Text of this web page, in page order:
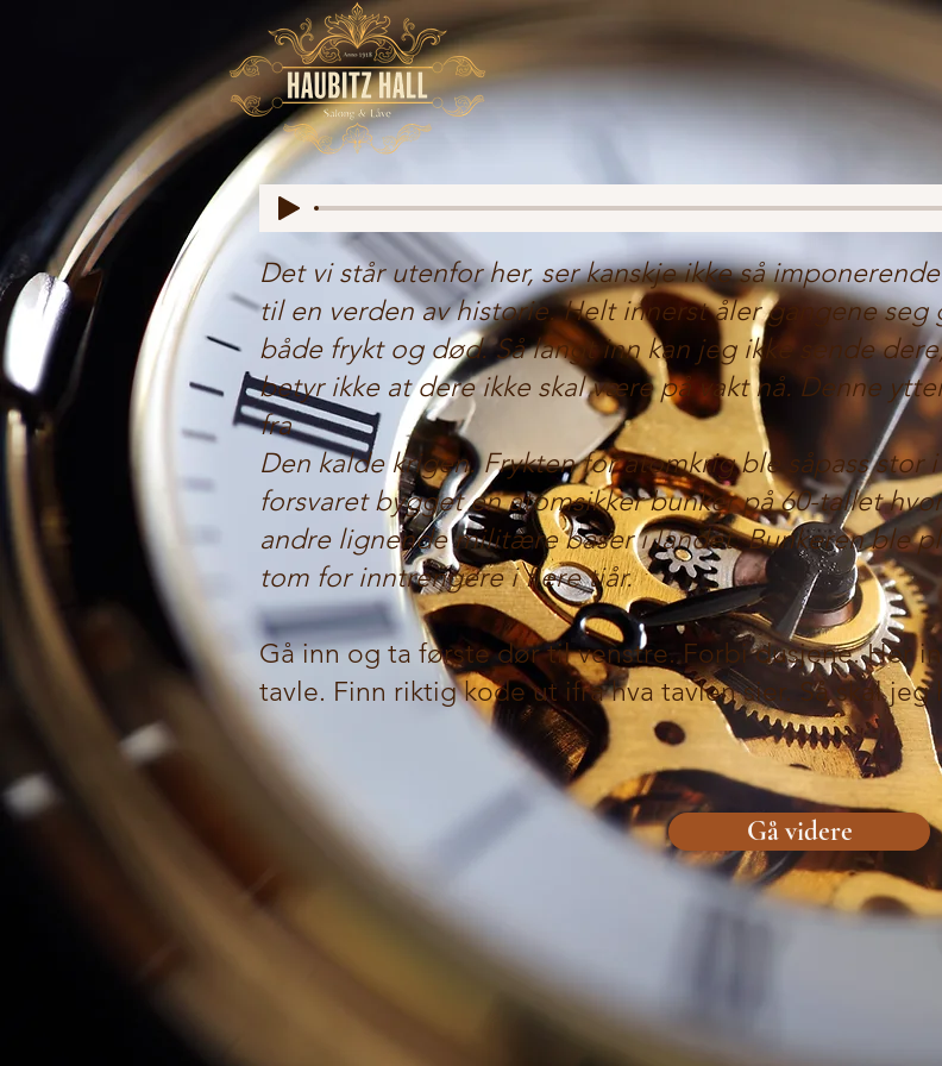
Det vi står utenfor her, ser kanskje ikke så
til en verden av historie. Helt innerst åler gangene
både frykt og død. Så langt inn kan jeg ikke sende
betyr ikke at dere ikke skal være på vakt nå. Denne
fra
Den kalde krigen. Frykten for atomkrig ble såpass stor
forsvaret bygget en atomsikker bunker på 60-tallet
andre lignende militære baser i landet. Bunkeren ble
tom for inntrengere i flere tiår.
Gå inn og ta første dør til venstre. Forbi dusjene. Her
tavle. Finn riktig kode ut ifra hva tavlen sier. Så skal
Gå videre